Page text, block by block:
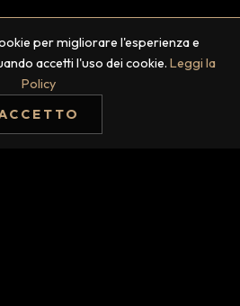
TRAILER
per migliorare l'esperienza e
accetti l'uso dei cookie. Leggi la
Policy